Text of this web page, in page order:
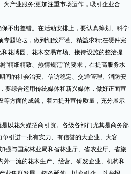
产业服务;更加注重市场运作，吸引企业合
不出差错。在活动安排上，要认真筹划、科学
专题论坛，做到细致严谨、精益求精;在硬件完
花博园、花木交易市场、接待设施的整治提
“精细精致、热情规范”的要求，在提高服务水
间的社会治安、信访稳定、交通管理、消防安
要综合运用传统媒体和新兴媒体，做好正面宣
方面的成就，着力提升宣传质量，充分展示
以花为媒招商引资。各级各部门尤其是商务部
引进一批有实力、有信誉的大企业、大客
强与国家林业局和省林业厅、省农业厅、省旅
一流的花木生产、经营、研发企业、机构和